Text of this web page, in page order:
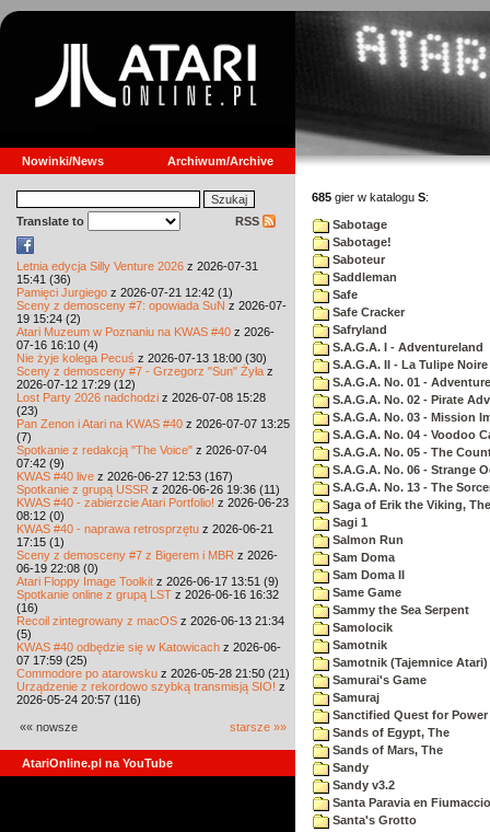
Nowinki/News Archiwum/Archive
Translate to RSS
Letnia edycja Silly Venture 2026 z 2026-07-31
15:41 (36)
Pamięci Jurgiego z 2026-07-21 12:42 (1)
Sceny z demosceny #7: opowiada SuN z 2026-07-
19 15:24 (2)
Atari Muzeum w Poznaniu na KWAS #40 z 2026-
07-16 16:10 (4)
Nie żyje kolega Pecuś z 2026-07-13 18:00 (30)
Sceny z demosceny #7 - Grzegorz "Sun" Żyła z
2026-07-12 17:29 (12)
Lost Party 2026 nadchodzi z 2026-07-08 15:28
(23)
Pan Zenon i Atari na KWAS #40 z 2026-07-07 13:25
(7)
Spotkanie z redakcją "The Voice" z 2026-07-04
07:42 (9)
KWAS #40 live z 2026-06-27 12:53 (167)
Spotkanie z grupą USSR z 2026-06-26 19:36 (11)
KWAS #40 - zabierzcie Atari Portfolio! z 2026-06-23
08:12 (0)
KWAS #40 - naprawa retrosprzętu z 2026-06-21
17:15 (1)
Sceny z demosceny #7 z Bigerem i MBR z 2026-
06-19 22:08 (0)
Atari Floppy Image Toolkit z 2026-06-17 13:51 (9)
Spotkanie online z grupą LST z 2026-06-16 16:32
(16)
Recoil zintegrowany z macOS z 2026-06-13 21:34
(5)
KWAS #40 odbędzie się w Katowicach z 2026-06-
07 17:59 (25)
Commodore po atarowsku z 2026-05-28 21:50 (21)
Urządzenie z rekordowo szybką transmisją SIO! z
2026-05-24 20:57 (116)
«« nowsze starsze »»
AtariOnline.pl na YouTube
685 gier w katalogu S:
Sabotage
Sabotage!
Saboteur
Saddleman
Safe
Safe Cracker
Safryland
S.A.G.A. I - Adventureland
S.A.G.A. II - La Tulipe Noire
S.A.G.A. No. 01 -
S.A.G.A. No. 02 - Pirate
S.A.G.A. No. 03 - Mission
S.A.G.A. No. 04 - Voodoo
S.A.G.A. No. 05 - The
S.A.G.A. No. 06 - Strange
S.A.G.A. No. 13 - The
Saga of Erik the Viking, The
Sagi 1
Salmon Run
Sam Doma
Sam Doma II
Same Game
Sammy the Sea Serpent
Samolocik
Samotnik
Samotnik (Tajemnice Atari)
Samurai's Game
Samuraj
Sanctified Quest for Power
Sands of Egypt, The
Sands of Mars, The
Sandy
Sandy v3.2
Santa Paravia en Fiumaccio
Santa's Grotto